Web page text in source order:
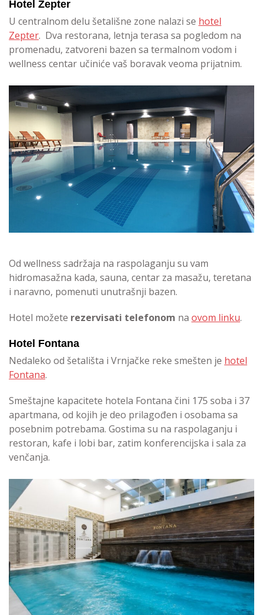
Hotel Zepter
U centralnom delu šetališne zone nalazi se hotel
Zepter. Dva restorana, letnja terasa sa pogledom na
promenadu, zatvoreni bazen sa termalnom vodom i
wellness centar učiniće vaš boravak veoma prijatnim.
Od wellness sadržaja na raspolaganju su vam
hidromasažna kada, sauna, centar za masažu, teretana
i naravno, pomenuti unutrašnji bazen.
Hotel možete rezervisati telefonom na ovom linku.
Hotel Fontana
Nedaleko od šetališta i Vrnjačke reke smešten je hotel
Fontana.
Smeštajne kapacitete hotela Fontana čini 175 soba i 37
apartmana, od kojih je deo prilagođen i osobama sa
posebnim potrebama. Gostima su na raspolaganju i
restoran, kafe i lobi bar, zatim konferencijska i sala za
venčanja.